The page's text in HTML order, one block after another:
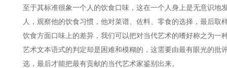
至于其标准很象一个人的饮食口味，这在一个人身上是无意识地
人，观察他的饮食习惯，他对菜谱、佐料、零食的选择，最后取
饮食方面口味上的差异，我们可以把对当代艺术的嗜好称之为一
艺术文本语式的判定却是困难和模糊的，这需要由最有眼光的批
选，最后才能把最有贡献的当代艺术家鉴别出来。